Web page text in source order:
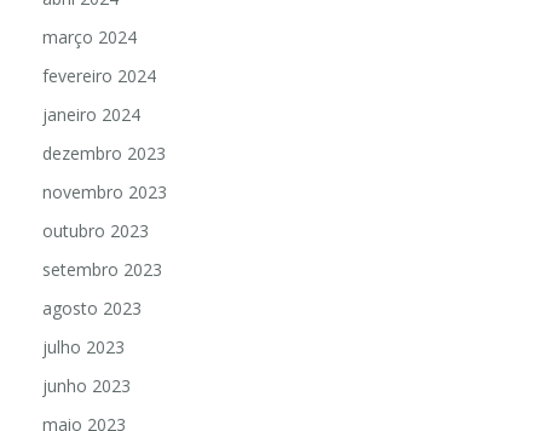
março 2024
fevereiro 2024
janeiro 2024
dezembro 2023
novembro 2023
outubro 2023
setembro 2023
agosto 2023
julho 2023
junho 2023
maio 2023